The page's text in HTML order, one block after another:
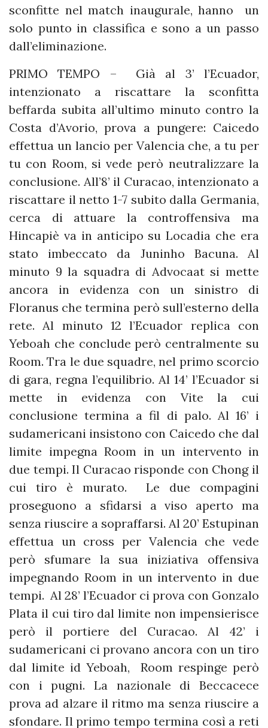
sconfitte nel match inaugurale, hanno un
solo punto in classifica e sono a un passo
dall’eliminazione.
PRIMO TEMPO – Già al 3’ l’Ecuador,
intenzionato a riscattare la sconfitta
beffarda subita all’ultimo minuto contro la
Costa d’Avorio, prova a pungere: Caicedo
effettua un lancio per Valencia che, a tu per
tu con Room, si vede però neutralizzare la
conclusione. All’8’ il Curacao, intenzionato a
riscattare il netto 1-7 subito dalla Germania,
cerca di attuare la controffensiva ma
Hincapiè va in anticipo su Locadia che era
stato imbeccato da Juninho Bacuna. Al
minuto 9 la squadra di Advocaat si mette
ancora in evidenza con un sinistro di
Floranus che termina però sull’esterno della
rete. Al minuto 12 l’Ecuador replica con
Yeboah che conclude però centralmente su
Room. Tra le due squadre, nel primo scorcio
di gara, regna l’equilibrio. Al 14’ l’Ecuador si
mette in evidenza con Vite la cui
conclusione termina a fil di palo. Al 16’ i
sudamericani insistono con Caicedo che dal
limite impegna Room in un intervento in
due tempi. Il Curacao risponde con Chong il
cui tiro è murato. Le due compagini
proseguono a sfidarsi a viso aperto ma
senza riuscire a sopraffarsi. Al 20’ Estupinan
effettua un cross per Valencia che vede
però sfumare la sua iniziativa offensiva
impegnando Room in un intervento in due
tempi. Al 28’ l’Ecuador ci prova con Gonzalo
Plata il cui tiro dal limite non impensierisce
però il portiere del Curacao. Al 42’ i
sudamericani ci provano ancora con un tiro
dal limite id Yeboah, Room respinge però
con i pugni. La nazionale di Beccacece
prova ad alzare il ritmo ma senza riuscire a
sfondare. Il primo tempo termina così a reti